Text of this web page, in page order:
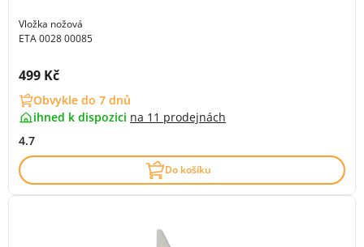
Vložka nožová
ETA 0028 00085
Cena s DPH:
499 Kč
Obvykle do 7 dnů
ihned k dispozici na 11 prodejnách
4.7
Do košíku